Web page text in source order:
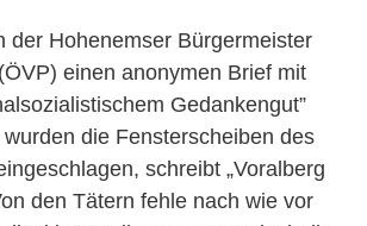
der Hohenemser Bürgermeister
einen anonymen Brief mit
Gedankengut”
die Fensterscheiben des
schreibt „Voralberg
den Tätern fehle nach wie vor